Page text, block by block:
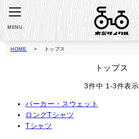
MENU
HOME トップス
トップス
3件中 1 -3件表示
パーカー・スウェット
ロングTシャツ
Tシャツ